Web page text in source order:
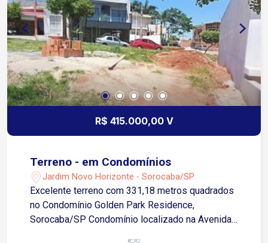
R$ 415.000,00 V
Terreno - em Condomínios
Jardim Novo Horizonte - Sorocaba/SP
Excelente terreno com 331,18 metros quadrados
no Condomínio Golden Park Residence,
Sorocaba/SP Condomínio localizado na Avenida